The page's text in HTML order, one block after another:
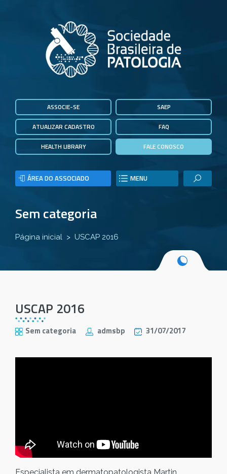
ASSOCIE-SE
ATUALIZAR CADASTRO
HEALTH LIBRARY
SAEP
FAQ
FALE CONOSCO
ÁREA DO ASSOCIADO MENU
Sem categoria
Página inicial USCAP 2016
USCAP 2016
Sem categoria admsbp 31/07/2017